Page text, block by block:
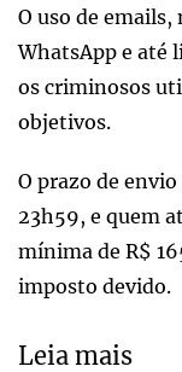
O uso de emails,
WhatsApp e até
os criminosos
objetivos.
O prazo de
23h59, e quem
mínima de R$
imposto devido.
Leia mais